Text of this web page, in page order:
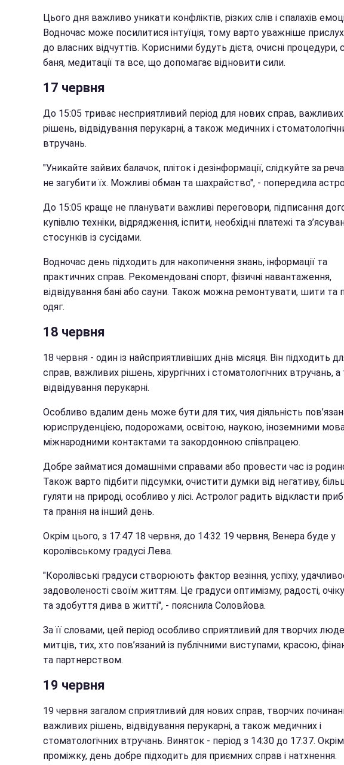
Цього дня важливо уникати конфліктів, різких слів і спалахів
Водночас може посилитися інтуїція, тому варто уважніше
до власних відчуттів. Корисними будуть дієта, очисні процедури,
баня, медитації та все, що допомагає відновити сили.
17 червня
До 15:05 триває несприятливий період для нових справ, важливих
рішень, відвідування перукарні, а також медичних і
втручань.
"Уникайте зайвих балачок, пліток і дезінформації, слідкуйте за
не загубити їх. Можливі обман та шахрайство", - попередила
До 15:05 краще не планувати важливі переговори, підписання
купівлю техніки, відрядження, іспити, необхідні платежі та
стосунків із сусідами.
Водночас день підходить для накопичення знань, інформації та
практичних справ. Рекомендовані спорт, фізичні навантаження,
відвідування бані або сауни. Також можна ремонтувати, шити та
одяг.
18 червня
18 червня - один із найсприятливіших днів місяця. Він підходить
справ, важливих рішень, хірургічних і стоматологічних втручань,
відвідування перукарні.
Особливо вдалим день може бути для тих, чия діяльність
юриспруденцією, подорожами, освітою, наукою, іноземними
міжнародними контактами та закордонною співпрацею.
Добре займатися домашніми справами або провести час із
Також варто підбити підсумки, очистити думки від негативу,
гуляти на природі, особливо у лісі. Астролог радить відкласти
та прання на інший день.
Окрім цього, з 17:47 18 червня, до 14:32 19 червня, Венера буде у
королівському градусі Лева.
"Королівські градуси створюють фактор везіння, успіху,
задоволеності своїм життям. Це градуси оптимізму, радості,
та здобуття дива в житті", - пояснила Соловйова.
За її словами, цей період особливо сприятливий для творчих
митців, тих, хто пов’язаний із публічними виступами, красою,
та партнерством.
19 червня
19 червня загалом сприятливий для нових справ, творчих
важливих рішень, відвідування перукарні, а також медичних і
стоматологічних втручань. Виняток - період з 14:30 до 17:37.
проміжку, день добре підходить для приємних справ і натхнення.